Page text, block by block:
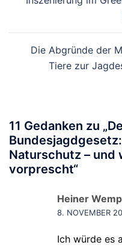
Die Abgründe der
Tiere zur
11 Gedanken zu „
Naturschutz – und
vorprescht“
Heiner
8. NOVEMBER
Ich würde es